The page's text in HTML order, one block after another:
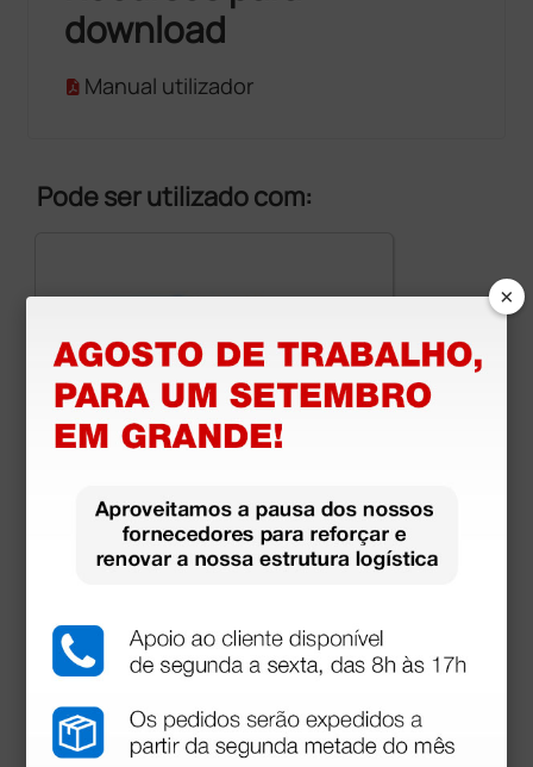
download
Manual utilizador
Pode ser utilizado com:
41,82 €51,00 €
(Preço sem IVA)
×